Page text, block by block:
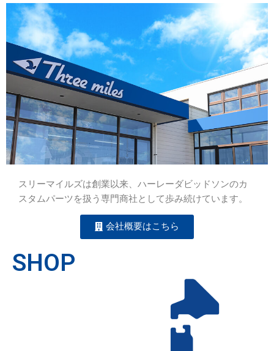
スリーマイルズは創業以来、ハーレーダビッドソンのカ
スタムパーツを扱う専門商社として歩み続けています。
会社概要はこちら
SHOP